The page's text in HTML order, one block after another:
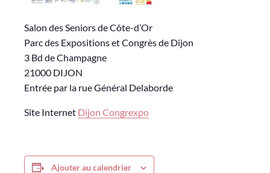
Salon des Seniors de Côte-d’Or
Parc des Expositions et Congrès de Dijon
3 Bd de Champagne
21000 DIJON
Entrée par la rue Général Delaborde
Site Internet Dijon Congrexpo
Ajouter au calendrier